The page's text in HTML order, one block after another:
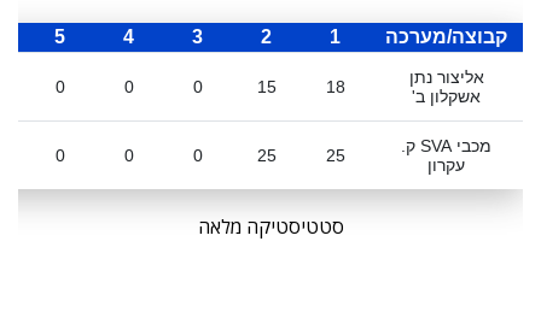
קבוצה/מערכה 1
2
3
4
5
אליצור נתן
אשקלון ב'
18
15
0
0
0
מכבי SVA ק.
עקרון
25
25
0
0
0
סטטיסטיקה מלאה